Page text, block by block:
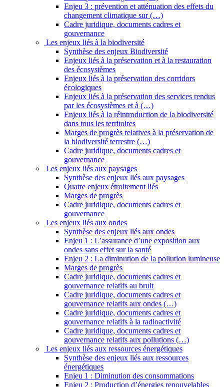
Enjeu 3 : prévention et atténuation des effets du
changement climatique sur (…)
Cadre juridique, documents cadres et
gouvernance
Les enjeux liés à la biodiversité
Synthèse des enjeux Biodiversité
Enjeux liés à la préservation et à la restauration
des écosystèmes
Enjeux liés à la préservation des corridors
écologiques
Enjeux liés à la préservation des services rendus
par les écosystèmes et à (…)
Enjeux liés à la réintroduction de la biodiversité
dans tous les territoires
Marges de progrès relatives à la préservation de
la biodiversité terrestre (…)
Cadre juridique, documents cadres et
gouvernance
Les enjeux liés aux paysages
Synthèse des enjeux liés aux paysages
Quatre enjeux étroitement liés
Marges de progrès
Cadre juridique, documents cadres et
gouvernance
Les enjeux liés aux ondes
Synthèse des enjeux liés aux ondes
Enjeu 1 : L’assurance d’une exposition aux
ondes sans effet sur la santé
Enjeu 2 : La diminution de la pollution lumineuse
Marges de progrès
Cadre juridique, documents cadres et
gouvernance relatifs au bruit
Cadre juridique, documents cadres et
gouvernance relatifs aux ondes (…)
Cadre juridique, documents cadres et
gouvernance relatifs à la radioactivité
Cadre juridique, documents cadres et
gouvernance relatifs aux pollutions (…)
Les enjeux liés aux ressources énergétiques
Synthèse des enjeux liés aux ressources
énergétiques
Enjeu 1 : Diminution des consommations
Enjeu 2 : Production d’énergies renouvelables